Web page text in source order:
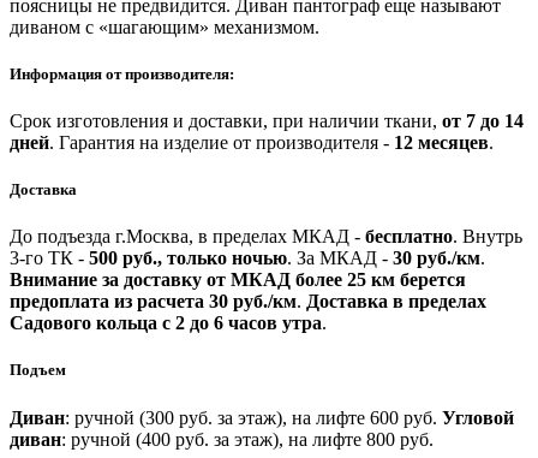
поясницы не предвидится. Диван пантограф еще называют
диваном с «шагающим» механизмом.
Информация от производителя:
Срок изготовления и доставки, при наличии ткани, от 7 до 14
дней. Гарантия на изделие от производителя - 12 месяцев.
Доставка
До подъезда г.Москва, в пределах МКАД - бесплатно. Внутрь
3-го ТК - 500 руб., только ночью. За МКАД - 30 руб./км.
Внимание за доставку от МКАД более 25 км берется
предоплата из расчета 30 руб./км. Доставка в пределах
Садового кольца с 2 до 6 часов утра.
Подъем
Диван: ручной (300 руб. за этаж), на лифте 600 руб. Угловой
диван: ручной (400 руб. за этаж), на лифте 800 руб.